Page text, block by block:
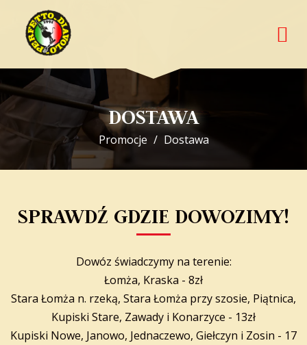
DOSTAWA
Promocje Dostawa
SPRAWDŹ GDZIE DOWOZIMY!
Dowóz świadczymy na terenie:
Łomża, Kraska - 8zł
Stara Łomża n. rzeką, Stara Łomża przy szosie, Piątnica,
Kupiski Stare, Zawady i Konarzyce - 13zł
Kupiski Nowe, Janowo, Jednaczewo, Giełczyn i Zosin - 17